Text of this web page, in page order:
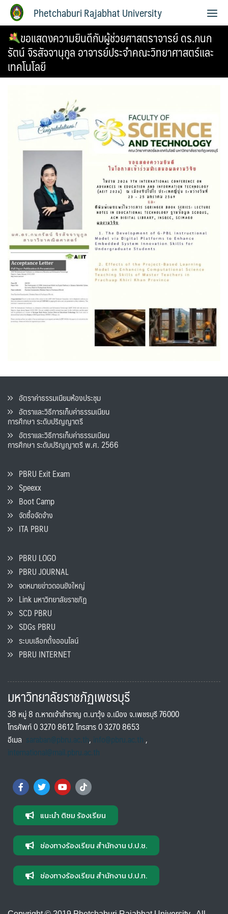
Phetchaburi Rajabhat University
ขอแสดงความยินดีกับผู้ช่วยศาสตราจารย์ ดร.กนก
รัตน์ จิรสัจจานุกูล อาจารย์ประจำคณะวิทยาศาสตร์และ
เทคโนโลยี
อัตราค่าธรรมเนียมห้องประชุม
อัตราและวิธีการเก็บค่าธรรมเนียน
การศึกษา ระดับปริญญาตรี
อัตราและวิธีการเก็บค่าธรรมเนียน
การศึกษา ระดับปริญญาตรี พ.ศ. 2566
PBRU Exit Exam
Speexx
Boot Camp
จัดซื้อจัดจ้าง
ITA PBRU
PBRU LOGO
PBRU JOURNAL
จดหมายข่าวดอนขังใหญ่
Link มหาวิทยาลัยราชภัฏ
SCD PBRU
SDGs PBRU
ระบบเลือกตั้งออนไลน์
PBRU INTERNET
มหาวิทยาลัยราชภัฏเพชรบุรี
38 หมู่ 8 ถ.หาดเจ้าสำราญ ต.นาวุ้ง อ.เมือง จ.เพชรบุรี 76000
โทรศัพท์ 0 3270 8612 โทรสาร 0 3270 8653
อีเมล saraban@pbru.ac.th, info@pbru.ac.th,
international@mail.pbru.ac.th
แนะนำ ติชม ร้องเรียน
ช่องทางร้องเรียน สำนักงาน ป.ป.ช.
ช่องทางร้องเรียน สำนักงาน ป.ป.ท.